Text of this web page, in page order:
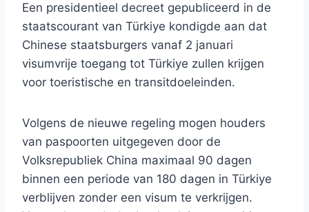
Een presidentieel decreet gepubliceerd in de
staatscourant van Türkiye kondigde aan dat
Chinese staatsburgers vanaf 2 januari
visumvrije toegang tot Türkiye zullen krijgen
voor toeristische en transitdoeleinden.
Volgens de nieuwe regeling mogen houders
van paspoorten uitgegeven door de
Volksrepubliek China maximaal 90 dagen
binnen een periode van 180 dagen in Türkiye
verblijven zonder een visum te verkrijgen.